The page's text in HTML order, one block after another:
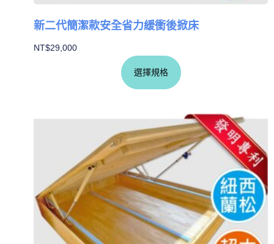
新二代簡潔款安全省力緩衝後掀床
NT$29,000
選擇規格